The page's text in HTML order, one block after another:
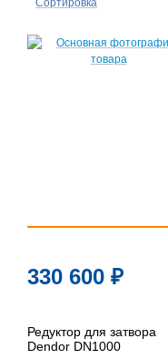
Сортировка
↑
↓
330 600 ₽
Редуктор для затвора
Dendor DN1000